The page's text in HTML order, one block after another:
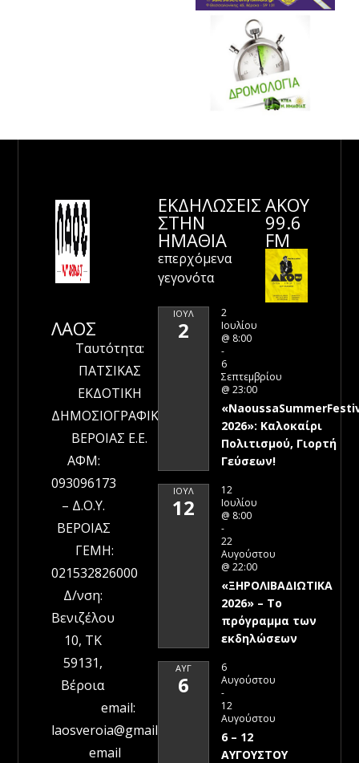
ΛΑΟΣ
Ταυτότητα:
ΠΑΤΣΙΚΑΣ
ΕΚΔΟΤΙΚΗ
ΔΗΜΟΣΙΟΓΡΑΦΙΚΗ
ΒΕΡΟΙΑΣ Ε.Ε.
ΑΦΜ:
093096173
– Δ.Ο.Υ.
ΒΕΡΟΙΑΣ
ΓΕΜΗ:
021532826000
Δ/νση:
Βενιζέλου
10, ΤΚ
59131,
Βέροια
email:
laosveroia@gmail.com
email
ΕΚΔΗΛΩΣΕΙΣ
ΣΤΗΝ
ΗΜΑΘΊΑ
επερχόμενα
γεγονότα
ΙΟΎΛ
2
2
Ιουλίου
@ 8:00
-
6
Σεπτεμβρίου
@ 23:00
2026»: Καλοκαίρι
Πολιτισμού, Γιορτή
Γεύσεων!
ΙΟΎΛ
12
12
Ιουλίου
@ 8:00
-
22
Αυγούστου
@ 22:00
«ΞΗΡΟΛΙΒΑΔΙΩΤΙΚΑ
2026» – To
πρόγραμμα των
εκδηλώσεων
ΑΥΓ
6
6
Αυγούστου
-
12
Αυγούστου
6 – 12
ΑΥΓΟΥΣΤΟΥ
ΑΚΟΥ
99.6
FM